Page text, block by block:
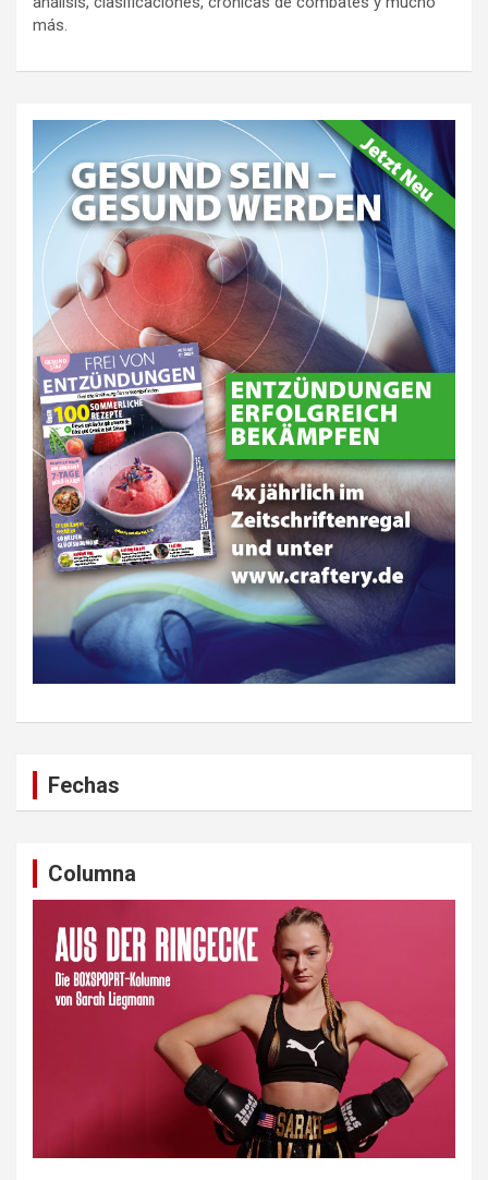
más.
Fechas
Columna